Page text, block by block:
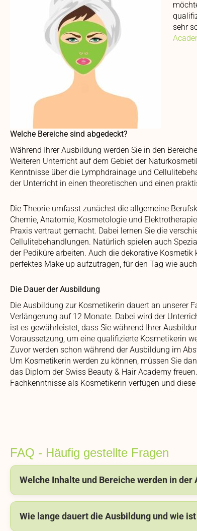
sehr
Welche Bereiche sind abgedeckt?
Während Ihrer Ausbildung werden Sie in den
Weiteren Unterricht auf dem Gebiet der
Kenntnisse über die Lymphdrainage und
der Unterricht in einen theoretischen und einen
Die Theorie umfasst zunächst die allgemeine
Chemie, Anatomie, Kosmetologie und
Praxis vertraut gemacht. Dabei lernen Sie die
Cellulitebehandlungen. Natürlich spielen auch
der Pediküre arbeiten. Auch die dekorative
perfektes Make up aufzutragen, für den Tag wie
Die Dauer der Ausbildung
Die Ausbildung zur Kosmetikerin dauert an unserer
Verlängerung auf 12 Monate. Dabei wird der
ist es gewährleistet, dass Sie während Ihrer
Voraussetzung, um eine qualifizierte Kosmetikerin
Zuvor werden schon während der Ausbildung im
Um Kosmetikerin werden zu können, müssen Sie
das Diplom der Swiss Beauty & Hair Academy
Fachkenntnisse als Kosmetikerin verfügen und
FAQ - Häufig gestellte Fragen
Welche Inhalte und Bereiche werden in der
Wie lange dauert die Ausbildung und wie